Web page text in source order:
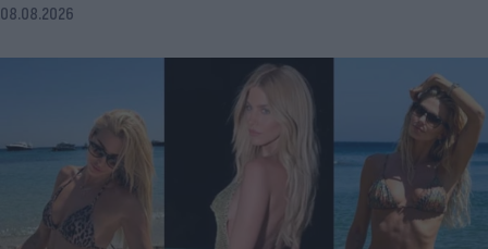
08.08.2026